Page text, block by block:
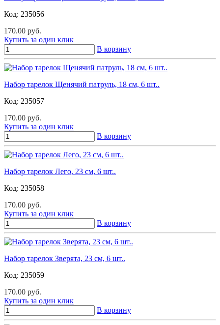
Код: 235056
170.00 руб.
Купить за один клик
В корзину
Набор тарелок Щенячий патруль, 18 см, 6 шт..
Код: 235057
170.00 руб.
Купить за один клик
В корзину
Набор тарелок Лего, 23 см, 6 шт..
Код: 235058
170.00 руб.
Купить за один клик
В корзину
Набор тарелок Зверята, 23 см, 6 шт..
Код: 235059
170.00 руб.
Купить за один клик
В корзину